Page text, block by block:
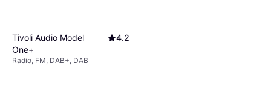
Tivoli Audio Model
One+
4.2
Radio, FM, DAB+, DAB